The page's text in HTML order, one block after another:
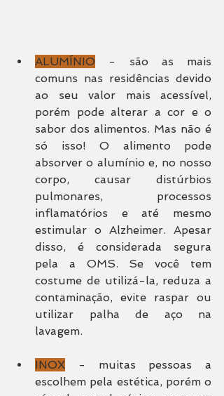
ALUMÍNIO - são as mais
comuns nas residências devido
ao seu valor mais acessível,
porém pode alterar a cor e o
sabor dos alimentos. Mas não é
só isso! O alimento pode
absorver o alumínio e, no nosso
corpo, causar distúrbios
pulmonares, processos
inflamatórios e até mesmo
estimular o Alzheimer. Apesar
disso, é considerada segura
pela a OMS. Se você tem
costume de utilizá-la, reduza a
contaminação, evite raspar ou
utilizar palha de aço na
lavagem.
INOX - muitas pessoas a
escolhem pela estética, porém o